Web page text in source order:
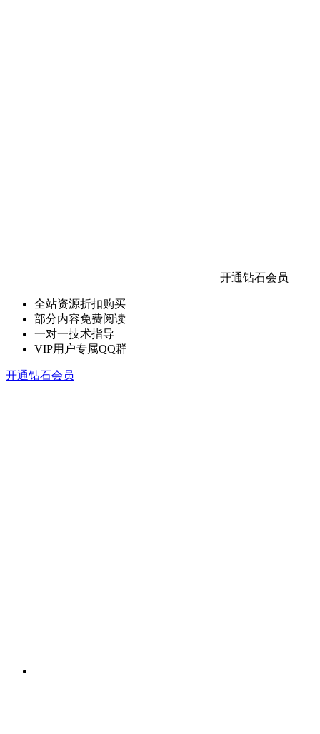
开通钻石会员
全站资源折扣购买
部分内容免费阅读
一对一技术指导
VIP用户专属QQ群
开通钻石会员